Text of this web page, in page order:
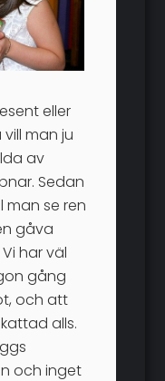
eller
man ju
av
Sedan
man se ren
gåva
har väl
gång
och att
alls.
och inget